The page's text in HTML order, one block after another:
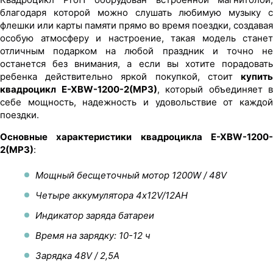
благодаря которой можно слушать любимую музыку с
флешки или карты памяти прямо во время поездки, создавая
особую атмосферу и настроение, такая модель станет
отличным подарком на любой праздник и точно не
останется без внимания, а если вы хотите порадовать
ребенка действительно яркой покупкой, стоит купить
квадроцикл E-XBW-1200-2(MP3), который объединяет в
себе мощность, надежность и удовольствие от каждой
поездки.
Основные характеристики квадроцикла E-XBW-1200-
2(MP3):
Мощный бесщеточный мотор 1200W / 48V
Четыре аккумулятора 4х12V/12AH
Индикатор заряда батареи
Время на зарядку: 10-12 ч
Зарядка 48V / 2,5A